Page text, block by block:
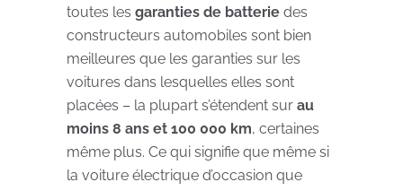
toutes les garanties de batterie des
constructeurs automobiles sont bien
meilleures que les garanties sur les
voitures dans lesquelles elles sont
placées – la plupart s’étendent sur au
moins 8 ans et 100 000 km, certaines
même plus. Ce qui signifie que même si
la voiture électrique d’occasion que